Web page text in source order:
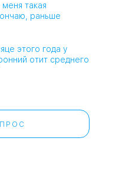
такая
раньше
этого года у
отит среднего